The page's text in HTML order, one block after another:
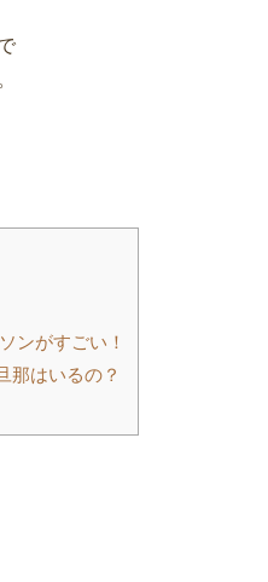
ンがすごい！
那はいるの？